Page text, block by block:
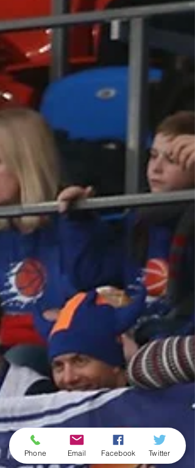
גליל 101:92
קח קבוצה צנועה עם תקציב לא גבוה, קחו לה 2
מ-4 הזרים שלה - שחקן ההתקפה הכי טוב
(גלן רייס ג'וניור - פציעה קלה ברגל) ושחקן
Phone Email Facebook Twitter